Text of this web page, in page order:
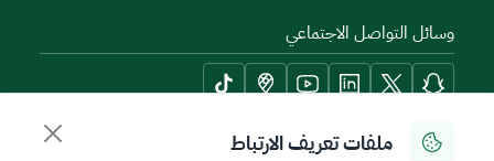
ملفات تعريف الارتباط
وسائل التواصل الاجتماعي
أدوات الإتاحة وامكانية الوصول